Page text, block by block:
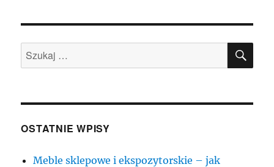
Szukaj:
OSTATNIE WPISY
Meble sklepowe i ekspozytorskie – jak